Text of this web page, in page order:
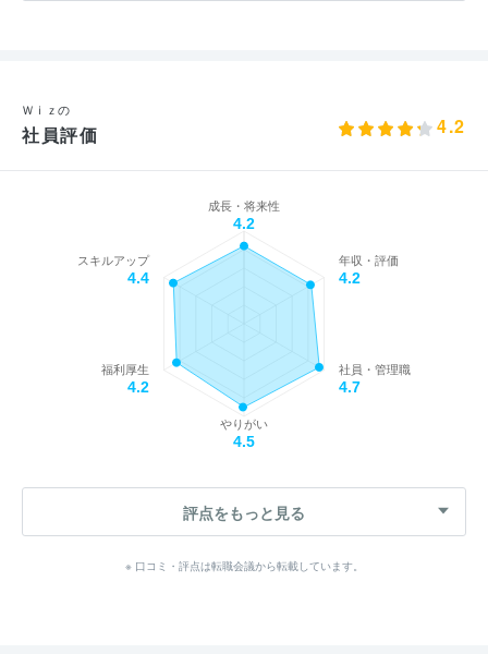
Ｗｉｚの
社員評価 4.2
成長・将来性
4.2
年収・評価
4.2
社員・管理職
4.7
やりがい
4.5
福利厚生
4.2
スキルアップ
4.4
評点をもっと見る
※ 口コミ・評点は転職会議から転載しています。